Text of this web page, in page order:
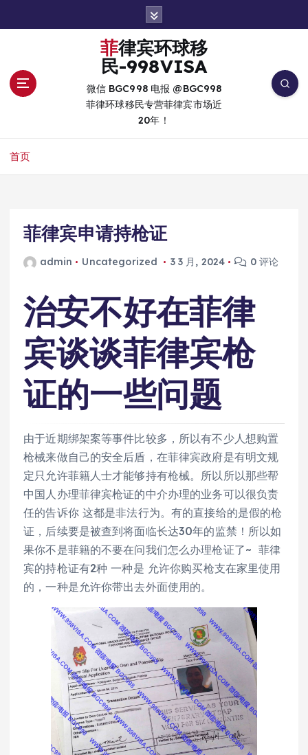
菲律宾环球移
民-998VISA
微信 BGC998 电报 @BGC998
菲律环球移民专营菲律宾市场近
20年！
首页
菲律宾申请持枪证
admin Uncategorized 3 3 月, 2024 0 评论
治安不好在菲律
宾谈谈菲律宾枪
证的一些问题
由于近期绑架案等事件比较多，所以有不少人想购置
枪械来做自己的安全后盾，在菲律宾政府是有明文规
定只允许菲籍人士才能够持有枪械。所以所以那些帮
中国人办理菲律宾枪证的中介办理的业务可以很负责
任的告诉你 这都是非法行为。有的直接给的是假的枪
证，后续要是被查到将面临长达30年的监禁！所以如
果你不是菲籍的不要在问我们怎么办理枪证了~ 菲律
宾的持枪证有2种 一种是 允许你购买枪支在家里使用
的，一种是允许你带出去外面使用的。